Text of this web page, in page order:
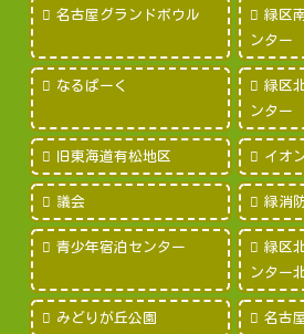
名古屋グランドボウル
緑区
ンター
なるぱーく
緑区
ンター
旧東海道有松地区 イオ
議会 緑消
青少年宿泊センター
緑区
ンター
みどりが丘公園 名古